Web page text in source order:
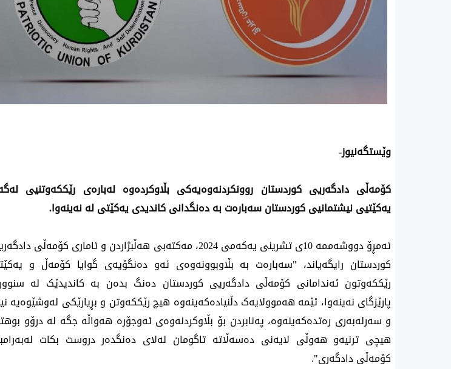
وێستگەنیوز-
کۆمەڵی دادگەریی کوردستان روونکردنەوەیەکی بڵاوکردەوە لەبارەی رێککەوتنیی
یەکێتیی نیشتمانیی کوردستان سەبارەت بە دەنگدانی کاندیدی یەکێتی لە نەینەوا.
ئەمڕۆ دووشەممە 10ی تشرینی یەکەمی 2024، مەکتەبی هەڵبژاردن و ئاماری کۆمەڵی
کوردستان رایگەیاند، "سەبارەت بە بڵاوبوونەوەی ئەو دەنگۆیەی گوایا کۆمەڵ و
رێککەوتون ئەندامانی کۆمەڵی دادگەریی کوردستان دەنگ بدەن بە کاندیدێک لە
پارێزگای نەینەوا، ئێمە هەموولایەک دڵنیادەکەینەوە هیچ رێککەوتن و بڕیارێکی لەوشێوەیە
و سەرلەبەری رەتدەکەینەوە، پەنابردن بۆ بڵاوکردنەوەی ئەوجۆرە هەواڵە جگە لە درۆو
هیچی ترنیەو هەوڵی لایەنی دەسەڵاتە تاگومان لەلای دەنگدەر دروست بکات
کۆمەڵی دادگەری".